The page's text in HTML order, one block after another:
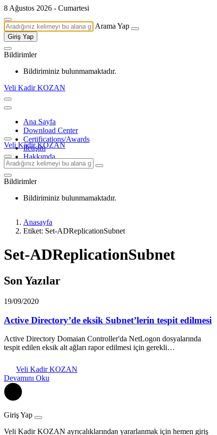
8 Ağustos 2026 - Cumartesi
Arama Yap
Giriş Yap
Bildirimler
Bildiriminiz bulunmamaktadır.
Veli Kadir KOZAN
Ana Sayfa
Download Center
Certifications/Awards
İletişim
Hakkımda
Veli Kadir KOZAN
Bildirimler
Bildiriminiz bulunmamaktadır.
Anasayfa
Etiket: Set-ADReplicationSubnet
Set-ADReplicationSubnet
Son Yazılar
19/09/2020
Active Directory’de eksik Subnet’lerin tespit edilmesi
Active Directory Domaian Controller'da NetLogon dosyalarında
tespit edilen eksik alt ağları rapor edilmesi için gerekli…
Veli Kadir KOZAN
Devamını Oku
Giriş Yap
Veli Kadir KOZAN ayrıcalıklarından yararlanmak için hemen giriş